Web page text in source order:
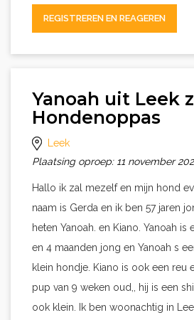
REGISTREREN EN REAGEREN
Yanoah uit Leek
Hondenoppas
Leek
Plaatsing oproep: 11 november
Hallo ik zal mezelf en mijn hond
naam is Gerda en ik ben 57 jaren
heten Yanoah. en Kiano. Yanoah is
en 4 maanden jong en Yanoah s
klein hondje. Kiano is ook een reu
pup van 9 weken oud,, hij is een
ook klein. Ik ben woonachtig in